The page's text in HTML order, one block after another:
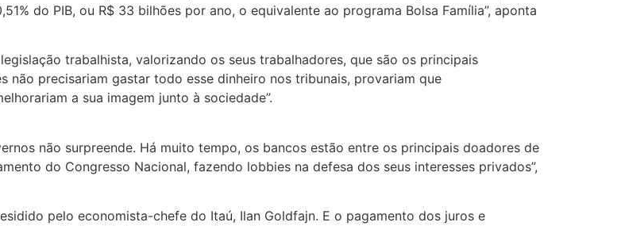
do PIB, ou R$ 33 bilhões por ano, o equivalente ao programa Bolsa Família”, aponta
trabalhista, valorizando os seus trabalhadores, que são os principais
não precisariam gastar todo esse dinheiro nos tribunais, provariam que
a sua imagem junto à sociedade”.
não surpreende. Há muito tempo, os bancos estão entre os principais doadores de
do Congresso Nacional, fazendo lobbies na defesa dos seus interesses privados”,
pelo economista-chefe do Itaú, Ilan Goldfajn. E o pagamento dos juros e